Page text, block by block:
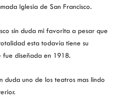
Iglesia de San Francisco.
sin duda mi favorita a pesar que
esta todavía tiene su
fue diseñada en 1918.
duda uno de los teatros mas lindo